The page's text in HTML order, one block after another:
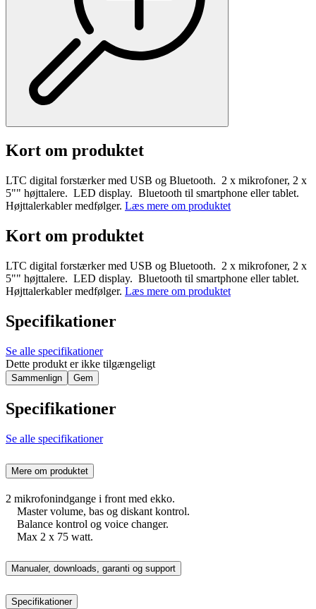
Kort om produktet
LTC digital forstærker med USB og Bluetooth. 2 x mikrofoner, 2 x
5"" højttalere. LED display. Bluetooth til smartphone eller tablet.
Højttalerkabler medfølger. Læs mere om produktet
Kort om produktet
LTC digital forstærker med USB og Bluetooth. 2 x mikrofoner, 2 x
5"" højttalere. LED display. Bluetooth til smartphone eller tablet.
Højttalerkabler medfølger. Læs mere om produktet
Specifikationer
Se alle specifikationer
Dette produkt er ikke tilgængeligt
Sammenlign Gem
Specifikationer
Se alle specifikationer
Mere om produktet
2 mikrofonindgange i front med ekko.
Master volume, bas og diskant kontrol.
Balance kontrol og voice changer.
Max 2 x 75 watt.
Manualer, downloads, garanti og support
Specifikationer